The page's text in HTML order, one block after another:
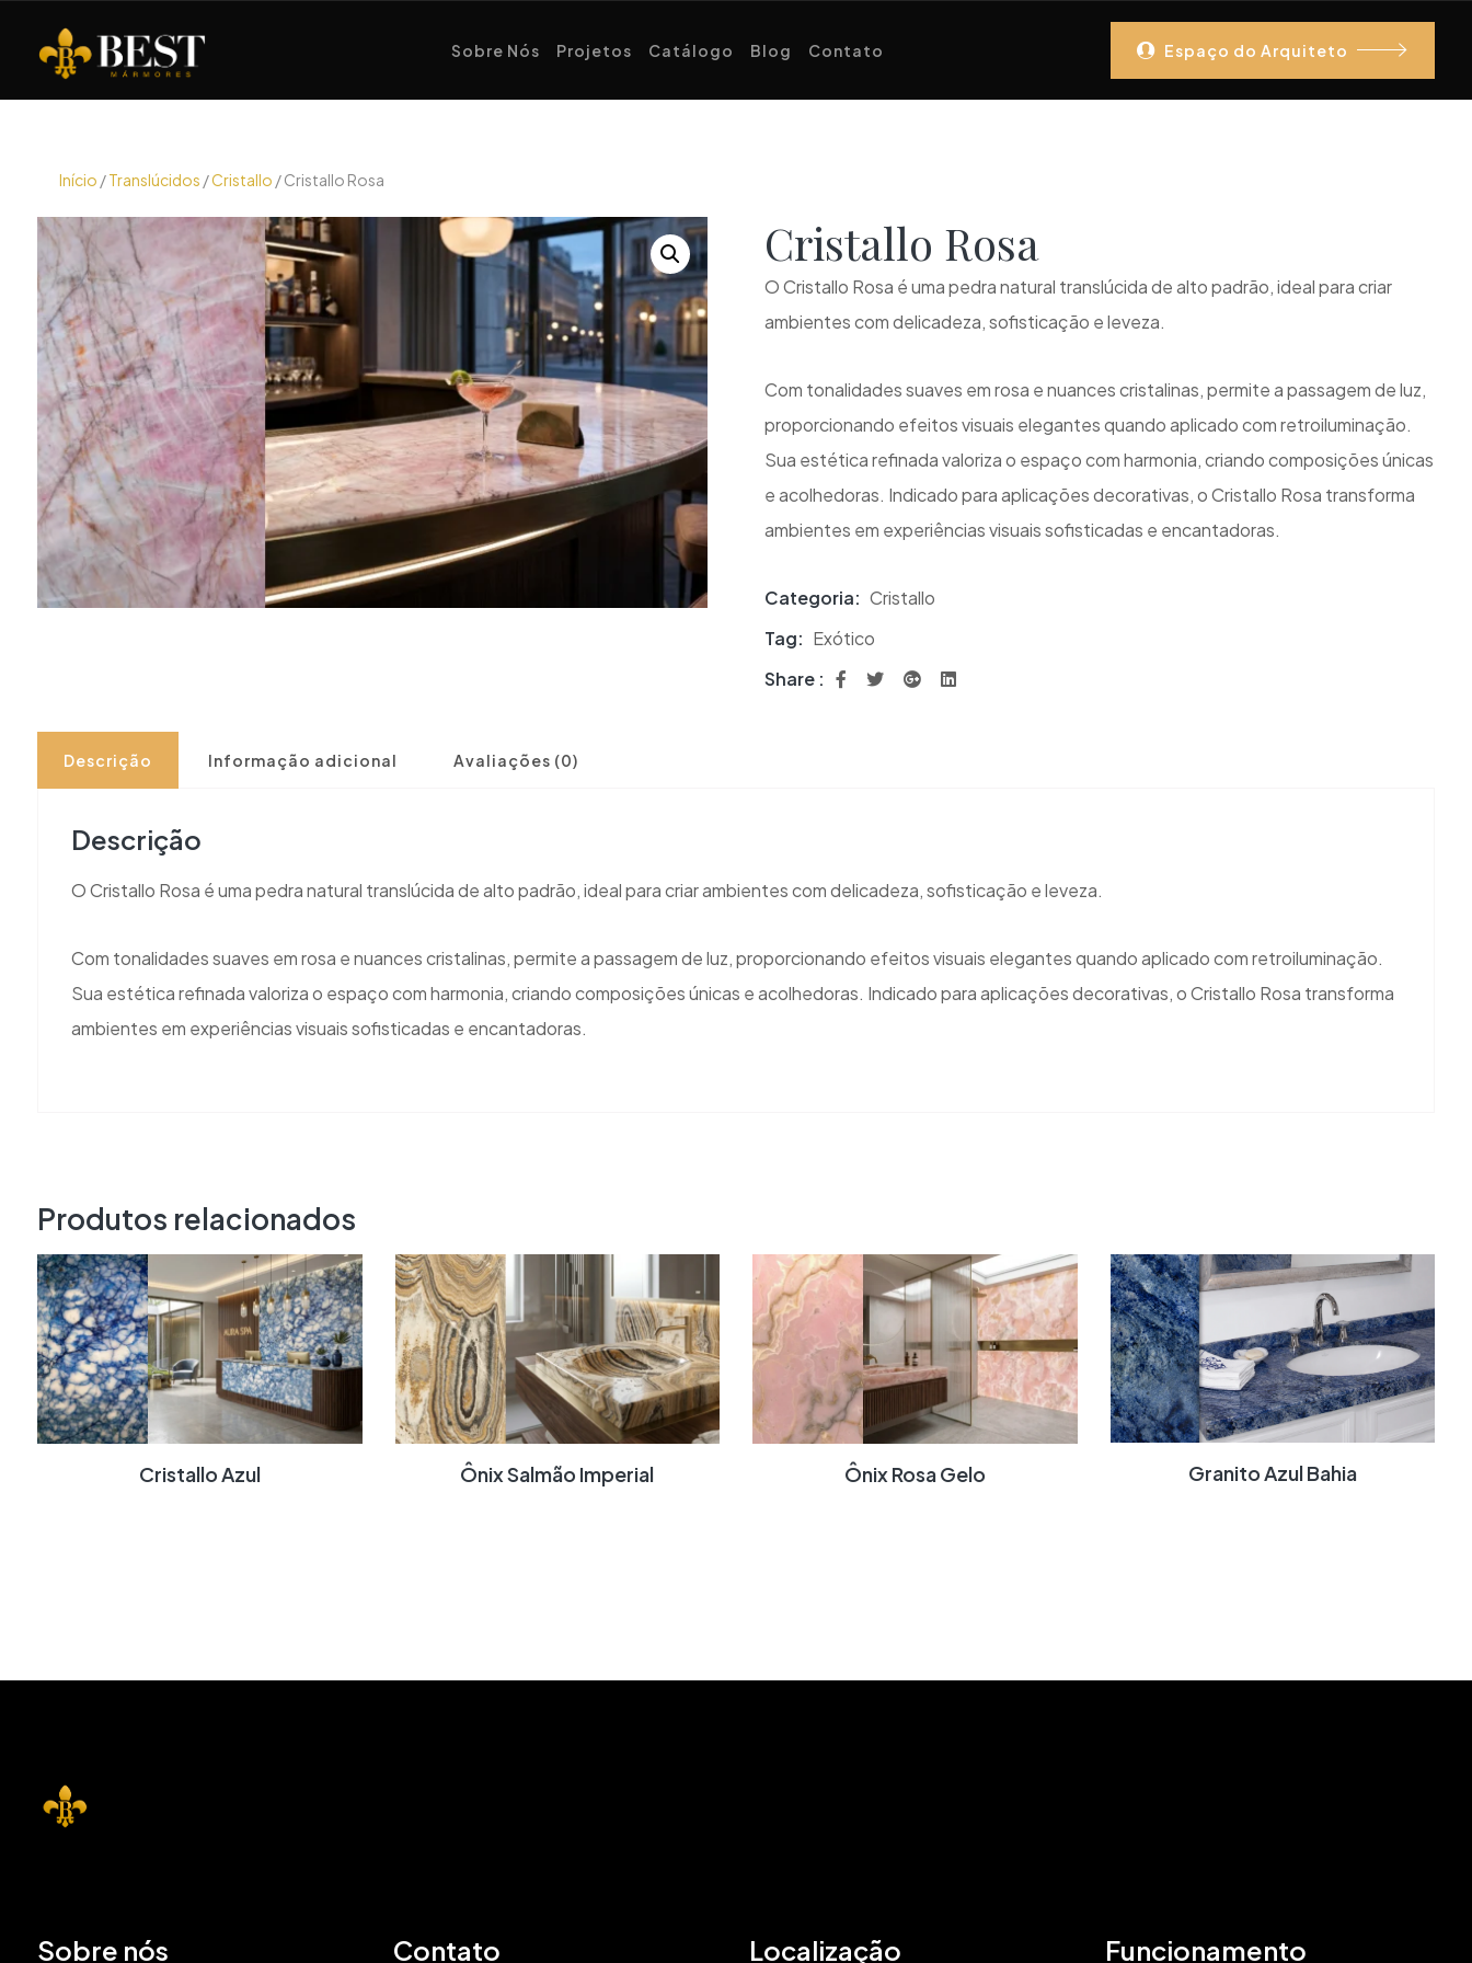
Sobre Nós Projetos Catálogo Blog Contato Espaço do Arquiteto
Início /Translúcidos /Cristallo / Cristallo Rosa
Cristallo Rosa
O Cristallo Rosa é uma pedra natural translúcida de alto padrão, ideal para criar
ambientes com delicadeza, sofisticação e leveza.
Com tonalidades suaves em rosa e nuances cristalinas, permite a passagem de luz,
proporcionando efeitos visuais elegantes quando aplicado com retroiluminação.
Sua estética refinada valoriza o espaço com harmonia, criando composições únicas
e acolhedoras. Indicado para aplicações decorativas, o Cristallo Rosa transforma
ambientes em experiências visuais sofisticadas e encantadoras.
Categoria: Cristallo
Tag: Exótico
Share :
Descrição Informação adicional Avaliações (0)
Descrição
O Cristallo Rosa é uma pedra natural translúcida de alto padrão, ideal para criar ambientes com delicadeza, sofisticação e leveza.
Com tonalidades suaves em rosa e nuances cristalinas, permite a passagem de luz, proporcionando efeitos visuais elegantes quando aplicado com retroiluminação.
Sua estética refinada valoriza o espaço com harmonia, criando composições únicas e acolhedoras. Indicado para aplicações decorativas, o Cristallo Rosa transforma
ambientes em experiências visuais sofisticadas e encantadoras.
Produtos relacionados
Cristallo Azul Ônix Salmão Imperial Ônix Rosa Gelo Granito Azul Bahia
Sobre nós Contato Localização Funcionamento